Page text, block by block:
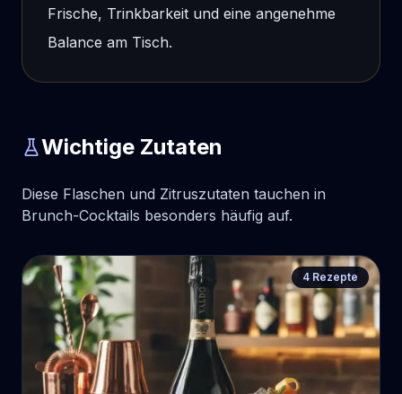
Frische, Trinkbarkeit und eine angenehme
Balance am Tisch.
Wichtige Zutaten
Diese Flaschen und Zitruszutaten tauchen in
Brunch-Cocktails besonders häufig auf.
4 Rezepte